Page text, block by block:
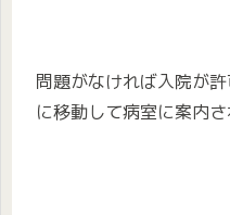
問題がなければ入院が
に移動して病室に案内さ